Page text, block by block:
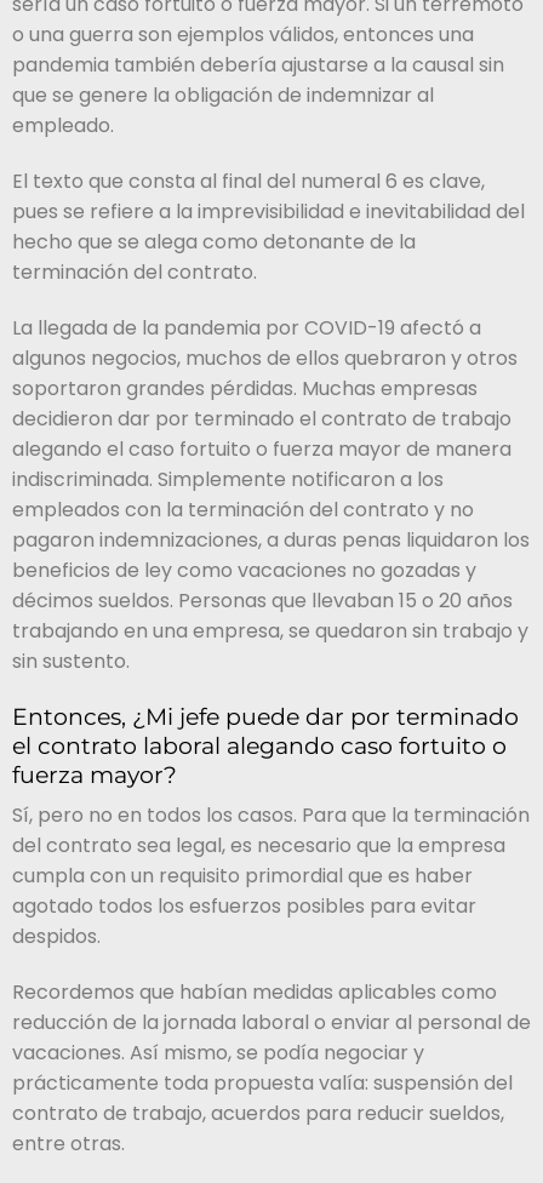
o una guerra son ejemplos válidos, entonces una
pandemia también debería ajustarse a la causal sin
que se genere la obligación de indemnizar al
empleado.
El texto que consta al final del numeral 6 es clave,
pues se refiere a la imprevisibilidad e inevitabilidad del
hecho que se alega como detonante de la
terminación del contrato.
La llegada de la pandemia por COVID-19 afectó a
algunos negocios, muchos de ellos quebraron y otros
soportaron grandes pérdidas. Muchas empresas
decidieron dar por terminado el contrato de trabajo
alegando el caso fortuito o fuerza mayor de manera
indiscriminada. Simplemente notificaron a los
empleados con la terminación del contrato y no
pagaron indemnizaciones, a duras penas liquidaron los
beneficios de ley como vacaciones no gozadas y
décimos sueldos. Personas que llevaban 15 o 20 años
trabajando en una empresa, se quedaron sin trabajo y
sin sustento.
Entonces, ¿Mi jefe puede dar por terminado
el contrato laboral alegando caso fortuito o
fuerza mayor?
Sí, pero no en todos los casos. Para que la terminación
del contrato sea legal, es necesario que la empresa
cumpla con un requisito primordial que es haber
agotado todos los esfuerzos posibles para evitar
despidos.
Recordemos que habían medidas aplicables como
reducción de la jornada laboral o enviar al personal de
vacaciones. Así mismo, se podía negociar y
prácticamente toda propuesta valía: suspensión del
contrato de trabajo, acuerdos para reducir sueldos,
entre otras.